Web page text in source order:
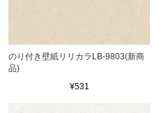
のり付き壁紙リリカラLB-9803(新商
品)
¥531